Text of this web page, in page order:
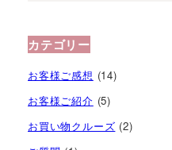
カテゴリー
お客様ご感想 (14)
お客様ご紹介 (5)
お買い物クルーズ (2)